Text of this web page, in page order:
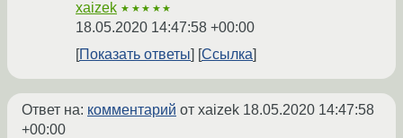
xaizek ★★★★★
18.05.2020 14:47:58 +00:00
Показать ответы
Ссылка
Ответ на: комментарий от xaizek 18.05.2020 14:47:58
+00:00